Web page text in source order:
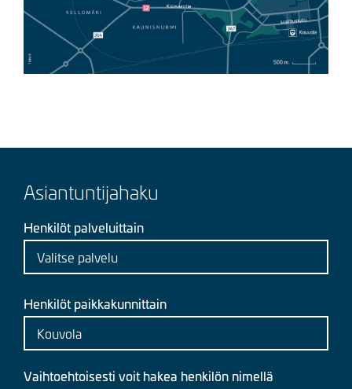
Asiantuntijahaku
Henkilöt palveluittain
Henkilöt paikkakunnittain
Vaihtoehtoisesti voit hakea henkilön nimellä